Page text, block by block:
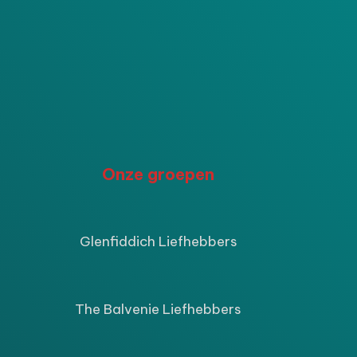
Onze groepen
Glenfiddich Liefhebbers
The Balvenie Liefhebbers